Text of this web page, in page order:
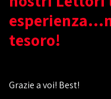
tesoro!
Grazie a voi! Best!